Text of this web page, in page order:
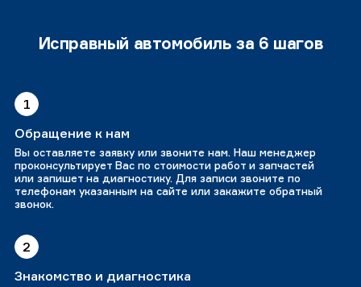
Исправный автомобиль за 6 шагов
1
Обращение к нам
Вы оставляете заявку или звоните нам. Наш менеджер
проконсультирует Вас по стоимости работ и запчастей
или запишет на диагностику. Для записи звоните по
телефонам указанным на сайте или закажите обратный
звонок.
2
Знакомство и диагностика